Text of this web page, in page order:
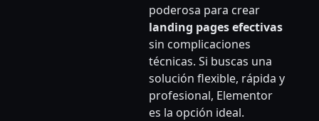
poderosa para crear
landing pages efectivas
sin complicaciones
técnicas. Si buscas una
solución flexible, rápida y
profesional, Elementor
es la opción ideal.